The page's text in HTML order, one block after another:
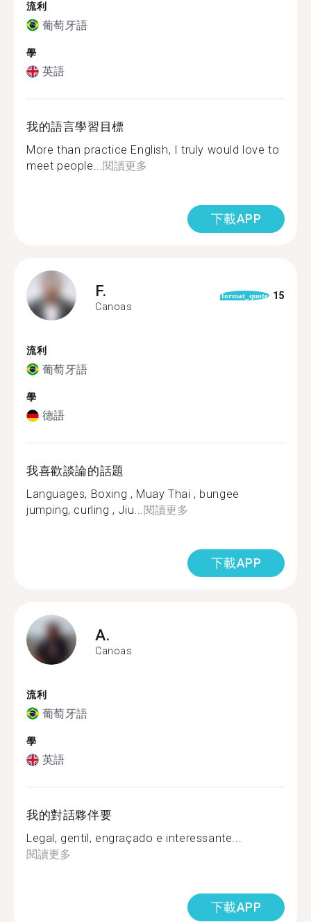
流利
葡萄牙語
學
英語
我的語言學習目標
More than practice English, I truly would love to
meet people...閱讀更多
下載APP
F.
Canoas
format_quote 15
流利
葡萄牙語
學
德語
我喜歡談論的話題
Languages, Boxing , Muay Thai , bungee
jumping, curling , Jiu...閱讀更多
下載APP
A.
Canoas
流利
葡萄牙語
學
英語
我的對話夥伴要
Legal, gentil, engraçado e interessante...
閱讀更多
下載APP